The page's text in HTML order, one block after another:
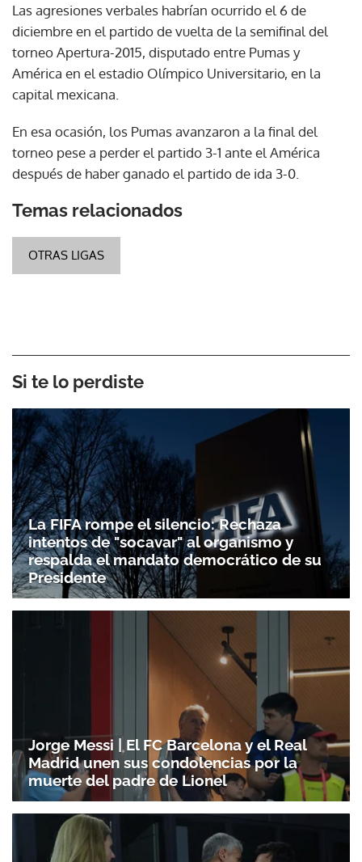
Las agresiones verbales habrían ocurrido el 6 de
diciembre en el partido de vuelta de la semifinal del
torneo Apertura-2015, disputado entre Pumas y
América en el estadio Olímpico Universitario, en la
capital mexicana.
En esa ocasión, los Pumas avanzaron a la final del
torneo pese a perder el partido 3-1 ante el América
después de haber ganado el partido de ida 3-0.
Temas relacionados
OTRAS LIGAS
Si te lo perdiste
La FIFA rompe el silencio: Rechaza
intentos de "socavar" al organismo y
respalda el mandato democrático de su
Presidente
Jorge Messi | El FC Barcelona y el Real
Madrid unen sus condolencias por la
muerte del padre de Lionel